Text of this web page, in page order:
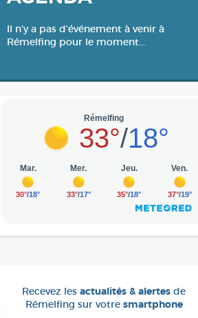
Il n'y a pas d'événement à venir à
Rémelfing pour le moment...
Recevez lesactualités & alertes de
Rémelfing sur votre smartphone